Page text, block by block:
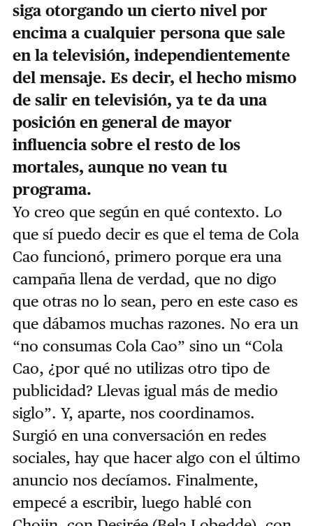
siga otorgando un cierto nivel por
encima a cualquier persona que sale
en la televisión, independientemente
del mensaje. Es decir, el hecho mismo
de salir en televisión, ya te da una
posición en general de mayor
influencia sobre el resto de los
mortales, aunque no vean tu
programa.
Yo creo que según en qué contexto. Lo
que sí puedo decir es que el tema de Cola
Cao funcionó, primero porque era una
campaña llena de verdad, que no digo
que otras no lo sean, pero en este caso es
que dábamos muchas razones. No era un
“no consumas Cola Cao” sino un “Cola
Cao, ¿por qué no utilizas otro tipo de
publicidad? Llevas igual más de medio
siglo”. Y, aparte, nos coordinamos.
Surgió en una conversación en redes
sociales, hay que hacer algo con el último
anuncio nos decíamos. Finalmente,
empecé a escribir, luego hablé con